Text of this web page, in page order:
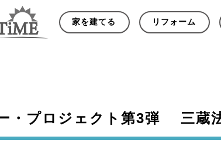
家を建てる リフォーム
・プロジェクト第3弾 三蔵